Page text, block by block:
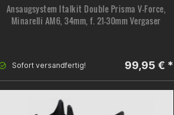
Ansaugsystem Italkit Double Prisma V-Force,
Minarelli AM6, 34mm, f. 21-30mm Vergaser
Sofort versandfertig! 99,95 € *